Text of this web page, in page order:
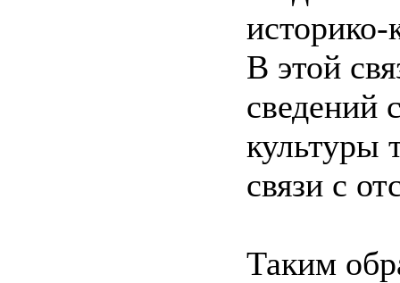
историко-
В этой
сведений
культуры
связи с
Таким